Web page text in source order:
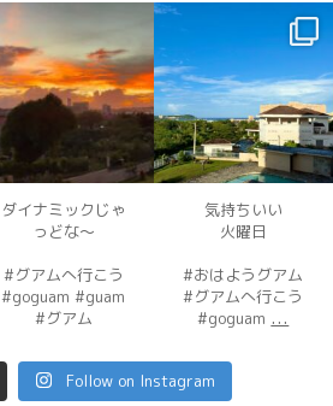
12月 3
ダイナミックじゃ
っどな〜
#グアムへ行こう
#goguam #guam
#グアム
12月 2
気持ちいい
火曜日
#おはようグアム
#グアムへ行こう
#goguam ...
Follow on Instagram